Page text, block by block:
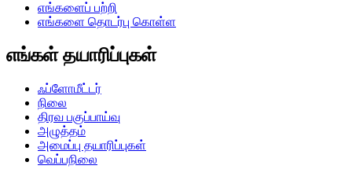
எங்களைப் பற்றி
எங்களை தொடர்பு கொள்ள
எங்கள் தயாரிப்புகள்
ஃப்ளோமீட்டர்
நிலை
திரவ பகுப்பாய்வு
அழுத்தம்
அமைப்பு தயாரிப்புகள்
வெப்பநிலை